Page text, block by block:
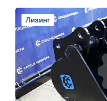
Лизинг
Лизинг
Лизинг
Лизинг
3D тур по производству
3D тур по складам
sksale@skdst.ru
+7 (499) 394-50-93